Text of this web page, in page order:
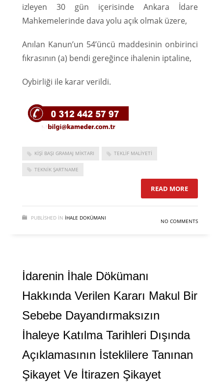
izleyen 30 gün içerisinde Ankara İdare
Mahkemelerinde dava yolu açık olmak üzere,
Anılan Kanun’un 54’üncü maddesinin onbirinci
fıkrasının (a) bendi gereğince ihalenin iptaline,
Oybirliği ile karar verildi.
KIŞI BAŞI GRAMAJ MIKTARI TEKLIF MALIYETI
TEKNIK ŞARTNAME
READ MORE
PUBLISHED IN İHALE DOKÜMANI NO COMMENTS
İdarenin İhale Dökümanı
Hakkında Verilen Kararı Makul Bir
Sebebe Dayandırmaksızın
İhaleye Katılma Tarihleri Dışında
Açıklamasının İsteklilere Tanınan
Şikayet Ve İtirazen Şikayet